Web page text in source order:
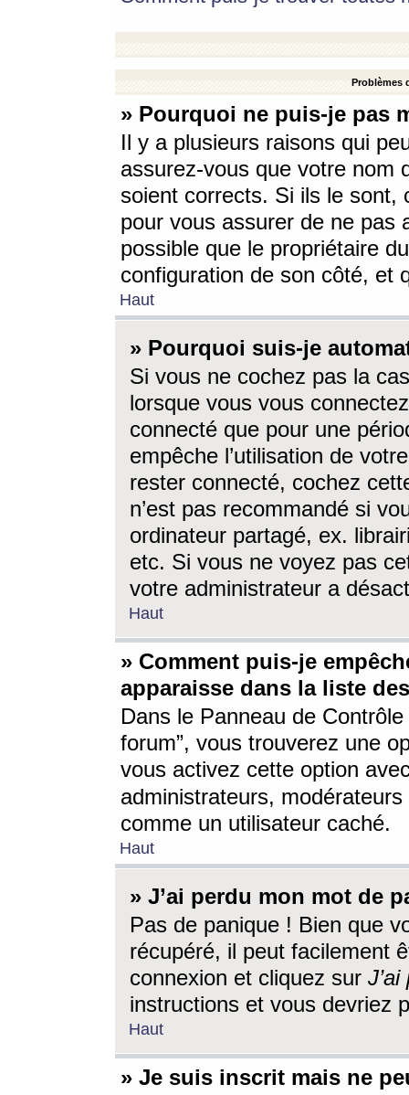
Problèmes
» Pourquoi ne puis-je pas
Il y a plusieurs raisons qui
assurez-vous que votre nom
soient corrects. Si ils le sont,
pour vous assurer de ne pas
possible que le propriétaire
configuration de son côté, et
Haut
» Pourquoi suis-je
Si vous ne cochez pas la
lorsque vous vous
connecté que pour une
empêche l’utilisation de
rester connecté, cochez
n’est pas recommandé si
ordinateur partagé, ex.
etc. Si vous ne voyez pas
votre administrateur a
Haut
» Comment puis-je
apparaisse dans la liste
Dans le Panneau de
forum”, vous trouverez une
vous activez cette option
administrateurs,
comme un utilisateur caché.
Haut
» J’ai perdu mon mot de
Pas de panique ! Bien que
récupéré, il peut facilement
connexion et cliquez sur
instructions et vous devriez
Haut
» Je suis inscrit mais ne